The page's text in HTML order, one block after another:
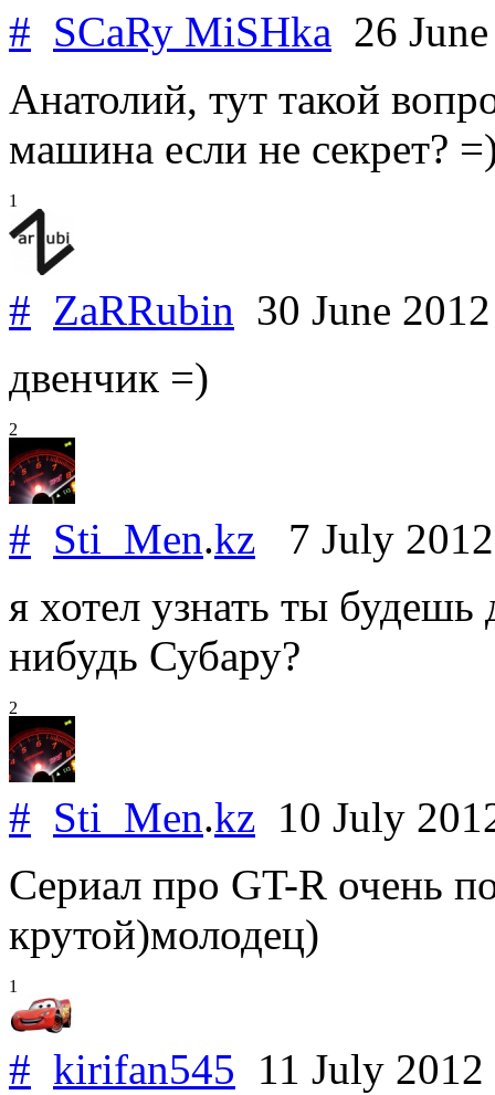
# SCaRy MiSHka 26
Анатолий, тут такой
машина если не секрет?
1
# ZaRRubin 30 June
двенчик =)
2
# Sti_Men.kz 7 July
я хотел узнать ты будешь
нибудь Субару?
2
# Sti_Men.kz 10 July
Сериал про GT-R очень
крутой)молодец)
1
# kirifan545 11 July 2012